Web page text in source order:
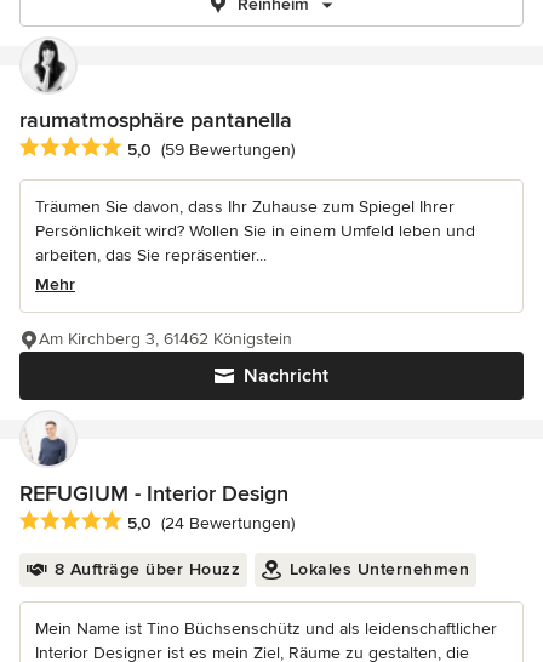
Reinheim
raumatmosphäre pantanella
Durchschnittliche Bewertung: 5 von 5 Sternen
5,0 (59 Bewertungen)
Träumen Sie davon, dass Ihr Zuhause zum Spiegel Ihrer
Persönlichkeit wird? Wollen Sie in einem Umfeld leben und
arbeiten, das Sie repräsentier...
Mehr
Nachricht
Am Kirchberg 3, 61462 Königstein
REFUGIUM - Interior Design
Durchschnittliche Bewertung: 5 von 5 Sternen
5,0 (24 Bewertungen)
8 Aufträge über Houzz Lokales Unternehmen
Mein Name ist Tino Büchsenschütz und als leidenschaftlicher
Interior Designer ist es mein Ziel, Räume zu gestalten, die